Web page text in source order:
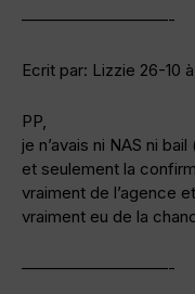
—————————-
Ecrit par: Lizzie 26-10
PP,
je n’avais ni NAS ni
et seulement la
vraiment de l’agence
vraiment eu de la
—————————-